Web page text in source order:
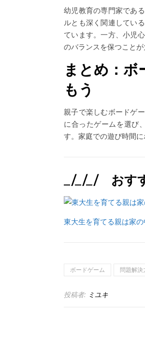
幼児教育の専門家であ
ルとも深く関連してい
ています。一方、小児
のバランスを保つことが
まとめ：ボ
もう
親子で楽しむボードゲ
に合ったゲームを選び
す。家庭での遊び時間
_/_/_/ おす
東大生を育てる親は家
ボードゲーム 問題解決
投稿者: ミユキ